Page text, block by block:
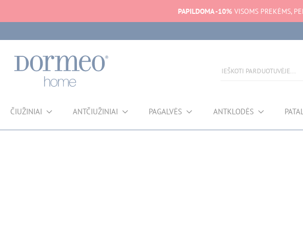
PAPILDOMA -10%VISOMS PREKĖMS,
ČIUŽINIAI ANTČIUŽINIAI PAGALVĖS ANTKLODĖS